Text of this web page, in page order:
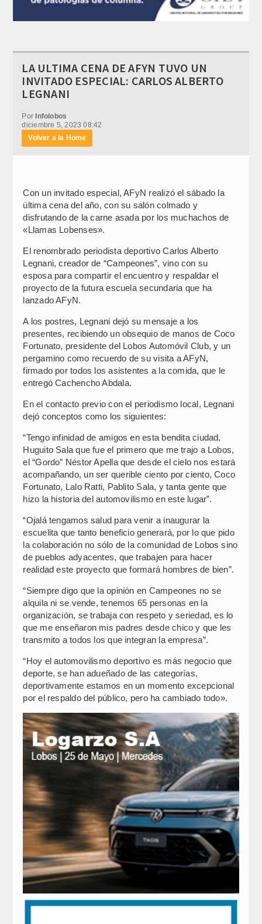
LA ULTIMA CENA DE AFYN TUVO UN
INVITADO ESPECIAL: CARLOS ALBERTO
LEGNANI
PorInfolobos
diciembre 5, 2023 08:42
Volver a la Home
Con un invitado especial, AFyN realizó el sábado la
última cena del año, con su salón colmado y
disfrutando de la carne asada por los muchachos de
«Llamas Lobenses».
El renombrado periodista deportivo Carlos Alberto
Legnani, creador de “Campeones”, vino con su
esposa para compartir el encuentro y respaldar el
proyecto de la futura escuela secundaria que ha
lanzado AFyN.
A los postres, Legnani dejó su mensaje a los
presentes, recibiendo un obsequio de manos de Coco
Fortunato, presidente del Lobos Automóvil Club, y un
pergamino como recuerdo de su visita a AFyN,
firmado por todos los asistentes a la comida, que le
entregó Cachencho Abdala.
En el contacto previo con el periodismo local, Legnani
dejó conceptos como los siguientes:
“Tengo infinidad de amigos en esta bendita ciudad,
Huguito Sala que fue el primero que me trajo a Lobos,
el “Gordo” Néstor Apella que desde el cielo nos estará
acompañando, un ser querible ciento por ciento, Coco
Fortunato, Lalo Ratti, Pablito Sala, y tanta gente que
hizo la historia del automovilismo en este lugar”.
“Ojalá tengamos salud para venir a inaugurar la
escuelita que tanto beneficio generará, por lo que pido
la colaboración no sólo de la comunidad de Lobos sino
de pueblos adyacentes, que trabajen para hacer
realidad este proyecto que formará hombres de bien”.
“Siempre digo que la opinión en Campeones no se
alquila ni se vende, tenemos 65 personas en la
organización, se trabaja con respeto y seriedad, es lo
que me enseñaron mis padres desde chico y que les
transmito a todos los que integran la empresa”.
“Hoy el automovilismo deportivo es más negocio que
deporte, se han adueñado de las categorías,
deportivamente estamos en un momento excepcional
por el respaldo del público, pero ha cambiado todo».